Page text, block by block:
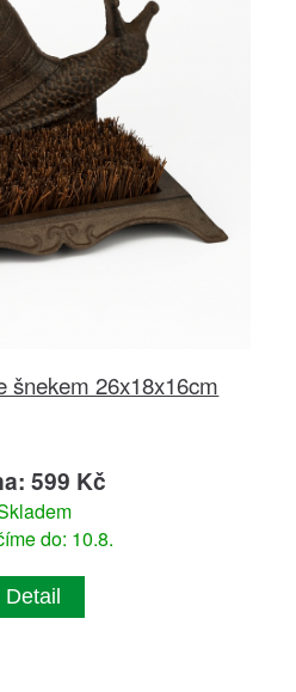
šnekem 26x18x16cm
599 Kč
do: 10.8.
Detail